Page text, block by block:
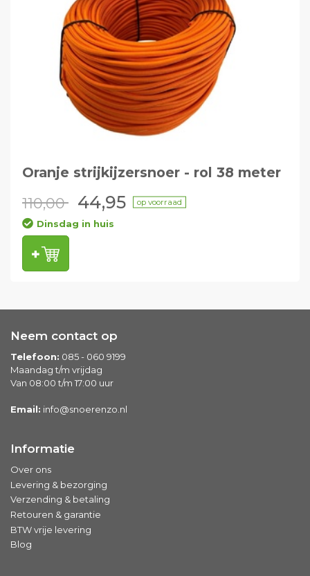
Oranje strijkijzersnoer - rol 38 meter
110,00 44,95 op voorraad
Dinsdag in huis
Neem contact op
Telefoon: 085 - 060 9199
Maandag t/m vrijdag
Van 08:00 t/m 17:00 uur
Email: info@snoerenzo.nl
Informatie
Over ons
Levering & bezorging
Verzending & betaling
Retouren & garantie
BTW vrije levering
Blog